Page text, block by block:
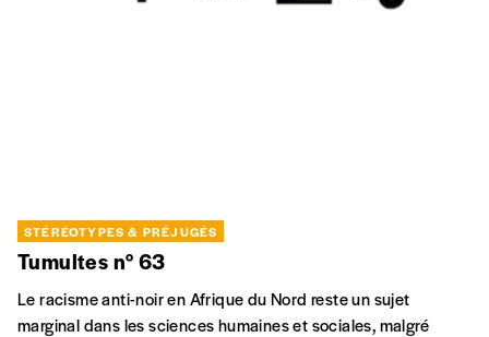
STÉRÉOTYPES & PRÉJUGÉS
Tumultes n° 63
Le racisme anti-noir en Afrique du Nord reste un sujet
marginal dans les sciences humaines et sociales, malgré